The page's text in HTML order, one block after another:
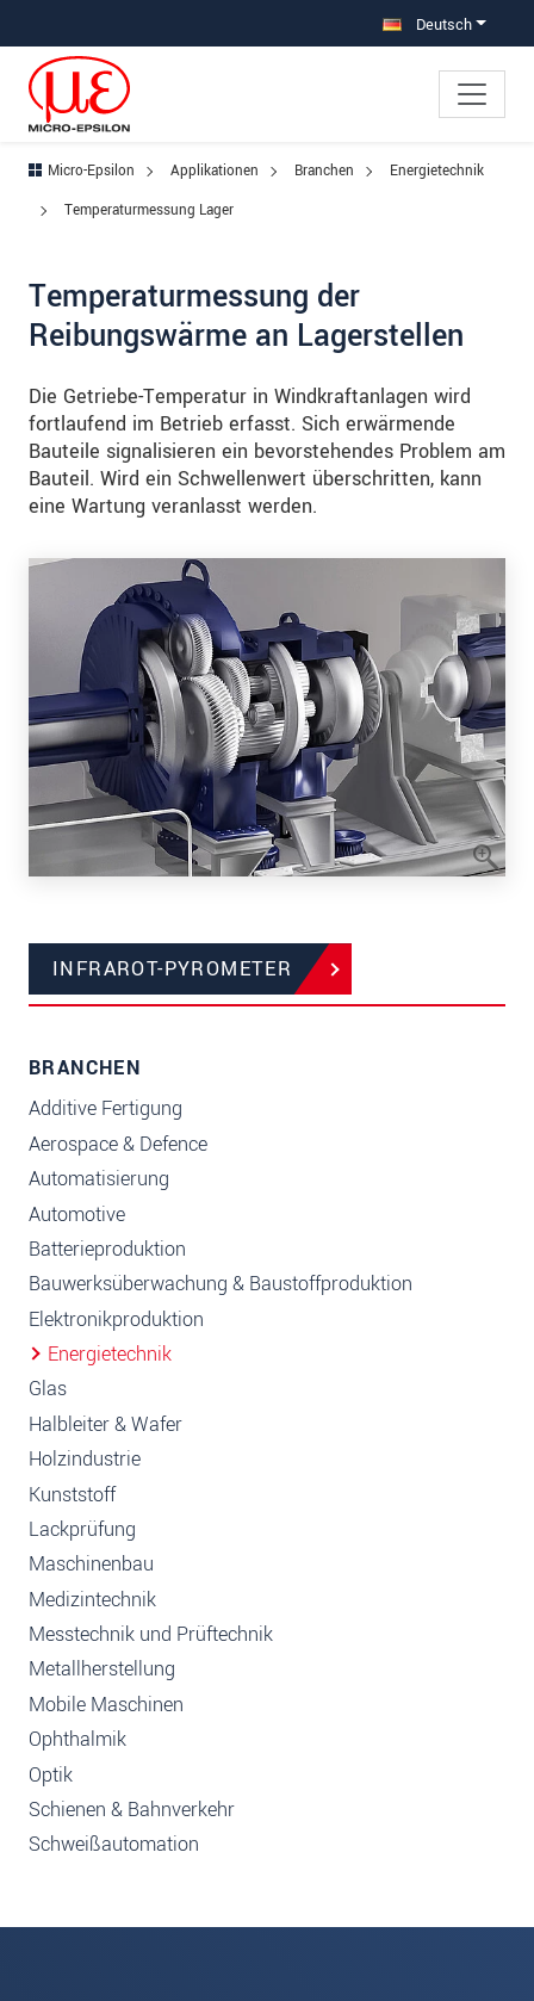
Deutsch
Micro-Epsilon Applikationen Branchen
Energietechnik
Temperaturmessung Lager
Temperaturmessung der
Reibungswärme an Lagerstellen
Die Getriebe-Temperatur in Windkraftanlagen wird
fortlaufend im Betrieb erfasst. Sich erwärmende
Bauteile signalisieren ein bevorstehendes Problem am
Bauteil. Wird ein Schwellenwert überschritten, kann
eine Wartung veranlasst werden.
INFRAROT-PYROMETER
BRANCHEN
Additive Fertigung
Aerospace & Defence
Automatisierung
Automotive
Batterieproduktion
Bauwerksüberwachung & Baustoffproduktion
Elektronikproduktion
Energietechnik
Glas
Halbleiter & Wafer
Holzindustrie
Kunststoff
Lackprüfung
Maschinenbau
Medizintechnik
Messtechnik und Prüftechnik
Metallherstellung
Mobile Maschinen
Ophthalmik
Optik
Schienen & Bahnverkehr
Schweißautomation